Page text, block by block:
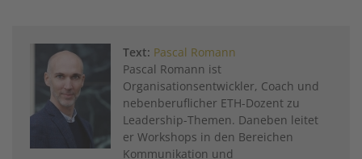
Text: Pascal Romann
Pascal Romann ist
Organisationsentwickler, Coach und
nebenberuflicher ETH-Dozent zu
Leadership-Themen. Daneben leitet
er Workshops in den Bereichen
Kommunikation und